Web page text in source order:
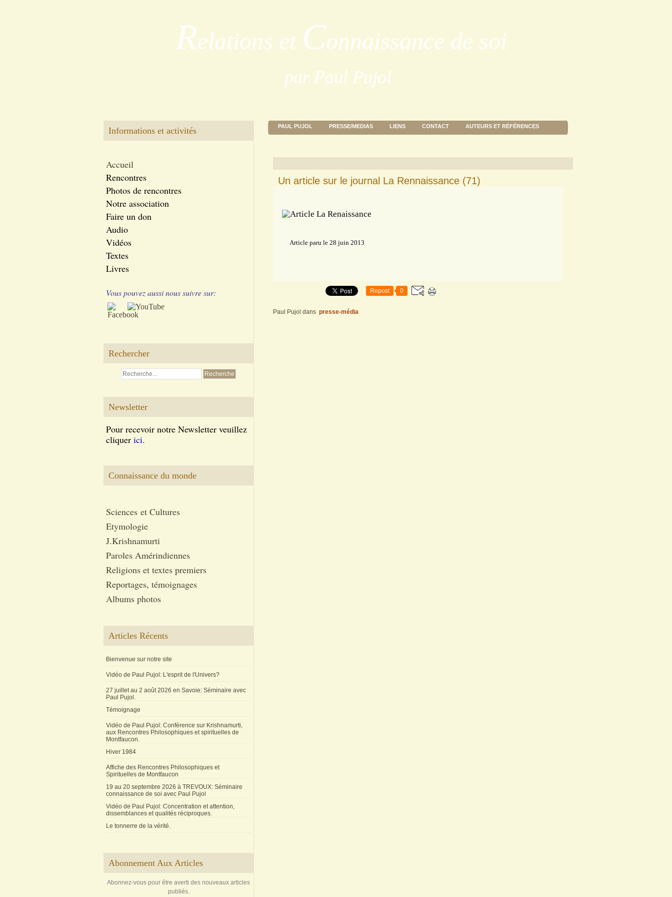
Relations et Connaissance de soi
par Paul Pujol
Informations et activités
Accueil
Rencontres
Photos de rencontres
Notre association
Faire un don
Audio
Vidéos
Textes
Livres
Vous pouvez aussi nous suivre sur:
Rechercher
Newsletter
Pour recevoir notre Newsletter veuillez
cliquer ici.
Connaissance du monde
Sciences et Cultures
Etymologie
J.Krishnamurti
Paroles Amérindiennes
Religions et textes premiers
Reportages, témoignages
Albums photos
Articles Récents
Bienvenue sur notre site
Vidéo de Paul Pujol: L'esprit de l'Univers?
27 juillet au 2 août 2026 en Savoie: Séminaire avec
Paul Pujol.
Témoignage
Vidéo de Paul Pujol: Conférence sur Krishnamurti,
aux Rencontres Philosophiques et spirituelles de
Montfaucon.
Hiver 1984
Affiche des Rencontres Philosophiques et
Spirituelles de Montfaucon
19 au 20 septembre 2026 à TREVOUX: Séminaire
connaissance de soi avec Paul Pujol
Vidéo de Paul Pujol: Concentration et attention,
dissemblances et qualités réciproques.
Le tonnerre de la vérité.
Abonnement Aux Articles
Abonnez-vous pour être averti des nouveaux articles
publiés.
PAUL PUJOL PRESSE/MEDIAS LIENS CONTACT AUTEURS ET RÉFÉRENCES
Un article sur le journal La Rennaissance (71)
Article paru le 28 juin 2013
Repost 0
Paul Pujol dans presse-média